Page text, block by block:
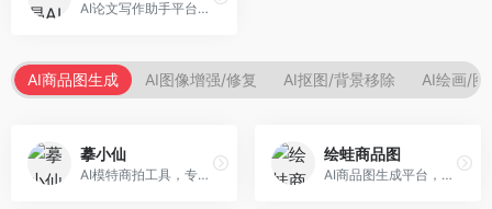
AI论文写作助手平台，提供智能化学术写作支持。面向高校学生，支持多种论文类型生成，提供参考文献管理和格式规范服务，操作流程简单。
AI商品图生成 AI图像增强/修复 AI抠图/背景移除 AI绘画/图
摹小仙
AI模特商拍工具，专注于服装电商。面向服装电商卖家，提供虚拟模特试穿、商品展示图生成等服务，模特形象多样，拍摄成本低。
绘蛙商品图
AI商品图生成平台，支持模特换装和场景生成。面向电商卖家，提供商品上身效果展示、场景化商品图生成等服务，电商营销效果显著。